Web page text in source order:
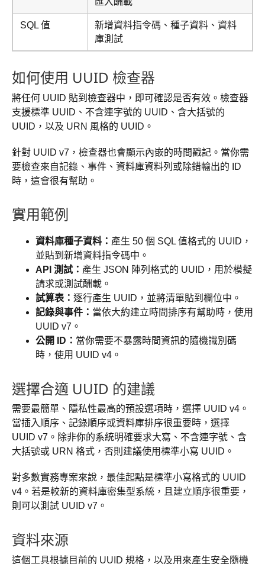
SQL 值
新增資料指令碼、種子資料、資料
庫測試
如何使用 UUID 檢查器
將任何 UUID 貼到檢查器中，即可確認是否有效。檢查器
支援標準 UUID、不含連字號的 UUID、含大括號的
UUID，以及 URN 風格的 UUID。
針對 UUID v7，檢查器也會顯示內嵌的時間戳記。當你需
要檢查來自記錄、事件、資料庫資料列或除錯輸出的 ID
時，這會很有幫助。
實用範例
資料庫種子資料： 產生 50 個 SQL 值格式的 UUID，
並貼到新增資料指令碼中。
API 測試： 產生 JSON 陣列格式的 UUID，用於模擬
請求或測試酬載。
試算表： 逐行產生 UUID，並將清單貼到欄位中。
記錄與事件： 當依大約建立時間排序有幫助時，使用
UUID v7。
公開 ID： 當你需要不暴露時間資訊的隨機識別碼
時，使用 UUID v4。
選擇合適 UUID 的建議
需要最簡單、隱私性最高的預設選項時，選擇 UUID v4。
當插入順序、記錄順序或資料庫排序很重要時，選擇
UUID v7。除非你的系統明確要求大寫、不含連字號、含
大括號或 URN 格式，否則建議使用標準小寫 UUID。
對多數實務專案來說，最佳起點是標準小寫格式的 UUID
v4。若是較新的資料庫密集型系統，且建立順序很重要，
則可以測試 UUID v7。
資料來源
這個工具根據目前的 UUID 規格，以及用來產生安全隨機